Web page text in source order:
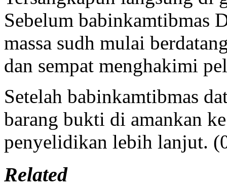
Sebelum babinkamtibmas
massa sudh mulai
dan sempat menghakimi
Setelah babinkamtibmas
barang bukti di amankan
penyelidikan lebih lanjut.
Related